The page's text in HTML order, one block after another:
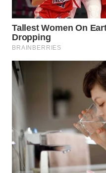
WAHANA
SPORT
WAHANA
UMKM
WAHANA
PERSONA
WAHANA
OTOMOTIF